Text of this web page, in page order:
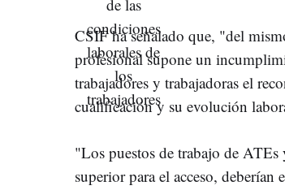
CSIF ha señalado que, "del
profesional supone un
trabajadores y trabajadoras el
cualificación y su evolución
"Los puestos de trabajo de
superior para el acceso,